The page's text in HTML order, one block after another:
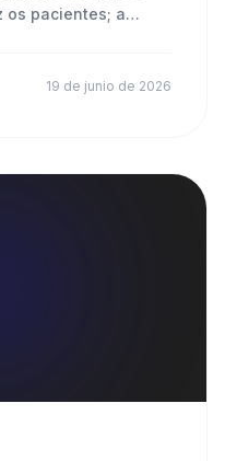
os pacientes; a
19 de junio de 2026